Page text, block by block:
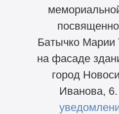
Батычко
на фасаде
город
Иванова,